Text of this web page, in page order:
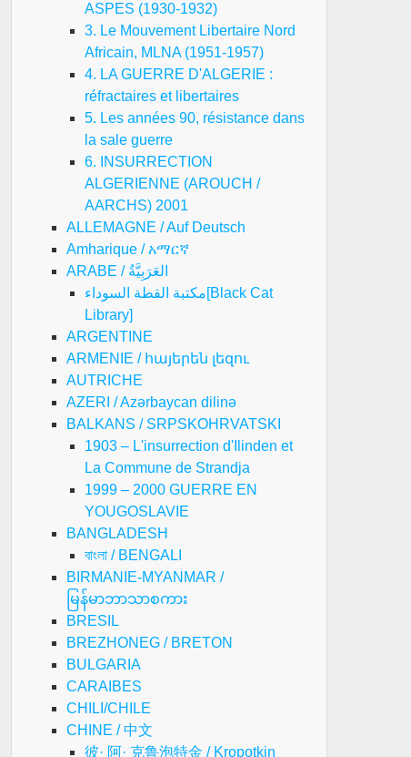
ASPES (1930-1932)
3. Le Mouvement Libertaire Nord
Africain, MLNA (1951-1957)
4. LA GUERRE D'ALGERIE :
réfractaires et libertaires
5. Les années 90, résistance dans
la sale guerre
6. INSURRECTION
ALGERIENNE (AROUCH /
AARCHS) 2001
ALLEMAGNE / Auf Deutsch
Amharique / አማርኛ
ARABE / العَرَبِيَّةُ
مكتبة القطة السوداء[Black Cat
Library]
ARGENTINE
ARMENIE / հայերեն լեզու
AUTRICHE
AZERI / Azərbaycan dilinə
BALKANS / SRPSKOHRVATSKI
1903 – L'insurrection d'Ilinden et
La Commune de Strandja
1999 – 2000 GUERRE EN
YOUGOSLAVIE
BANGLADESH
বাংলা / BENGALI
BIRMANIE-MYANMAR /
မြန်မာဘာသာစကား
BRESIL
BREZHONEG / BRETON
BULGARIA
CARAIBES
CHILI/CHILE
CHINE / 中文
彼· 阿· 克鲁泡特金 / Kropotkin